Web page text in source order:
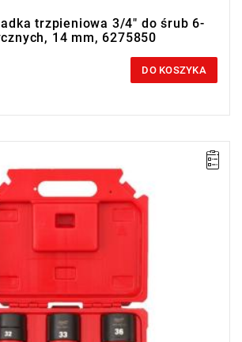
trzpieniowa 3/4" do śrub 6-
14 mm, 6275850
DO KOSZYKA